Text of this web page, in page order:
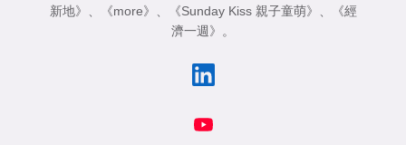
新地》 、 《more》 、 《Sunday Kiss 親子童萌》 、
《經
濟一週》 。